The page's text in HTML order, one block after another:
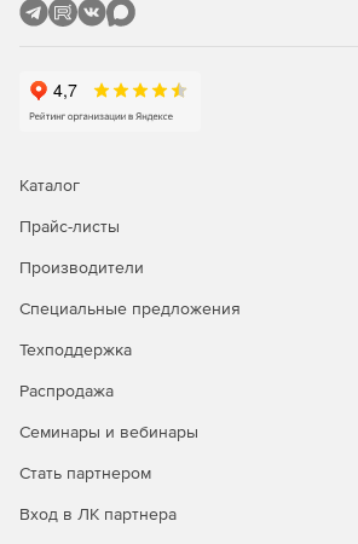
Каталог
Прайс-листы
Производители
Специальные предложения
Техподдержка
Распродажа
Семинары и вебинары
Стать партнером
Вход в ЛК партнера